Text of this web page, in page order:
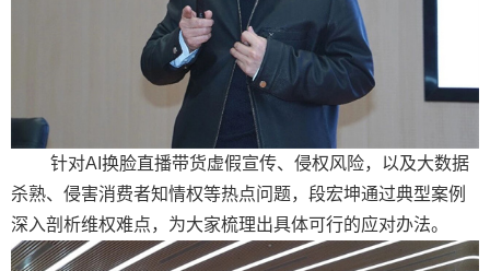
针对AI换脸直播带货虚假宣传、侵权风险，以及大数据
杀熟、侵害消费者知情权等热点问题，段宏坤通过典型案例
深入剖析维权难点，为大家梳理出具体可行的应对办法。